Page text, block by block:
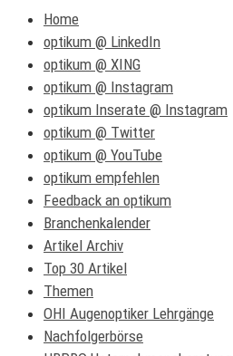
Home
optikum @ LinkedIn
optikum @ XING
optikum @ Instagram
optikum Inserate @ Instagram
optikum @ Twitter
optikum @ YouTube
optikum empfehlen
Feedback an optikum
Branchenkalender
Artikel Archiv
Top 30 Artikel
Themen
OHI Augenoptiker Lehrgänge
Nachfolgerbörse